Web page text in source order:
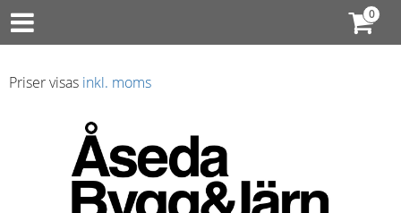
Priser visas inkl. moms